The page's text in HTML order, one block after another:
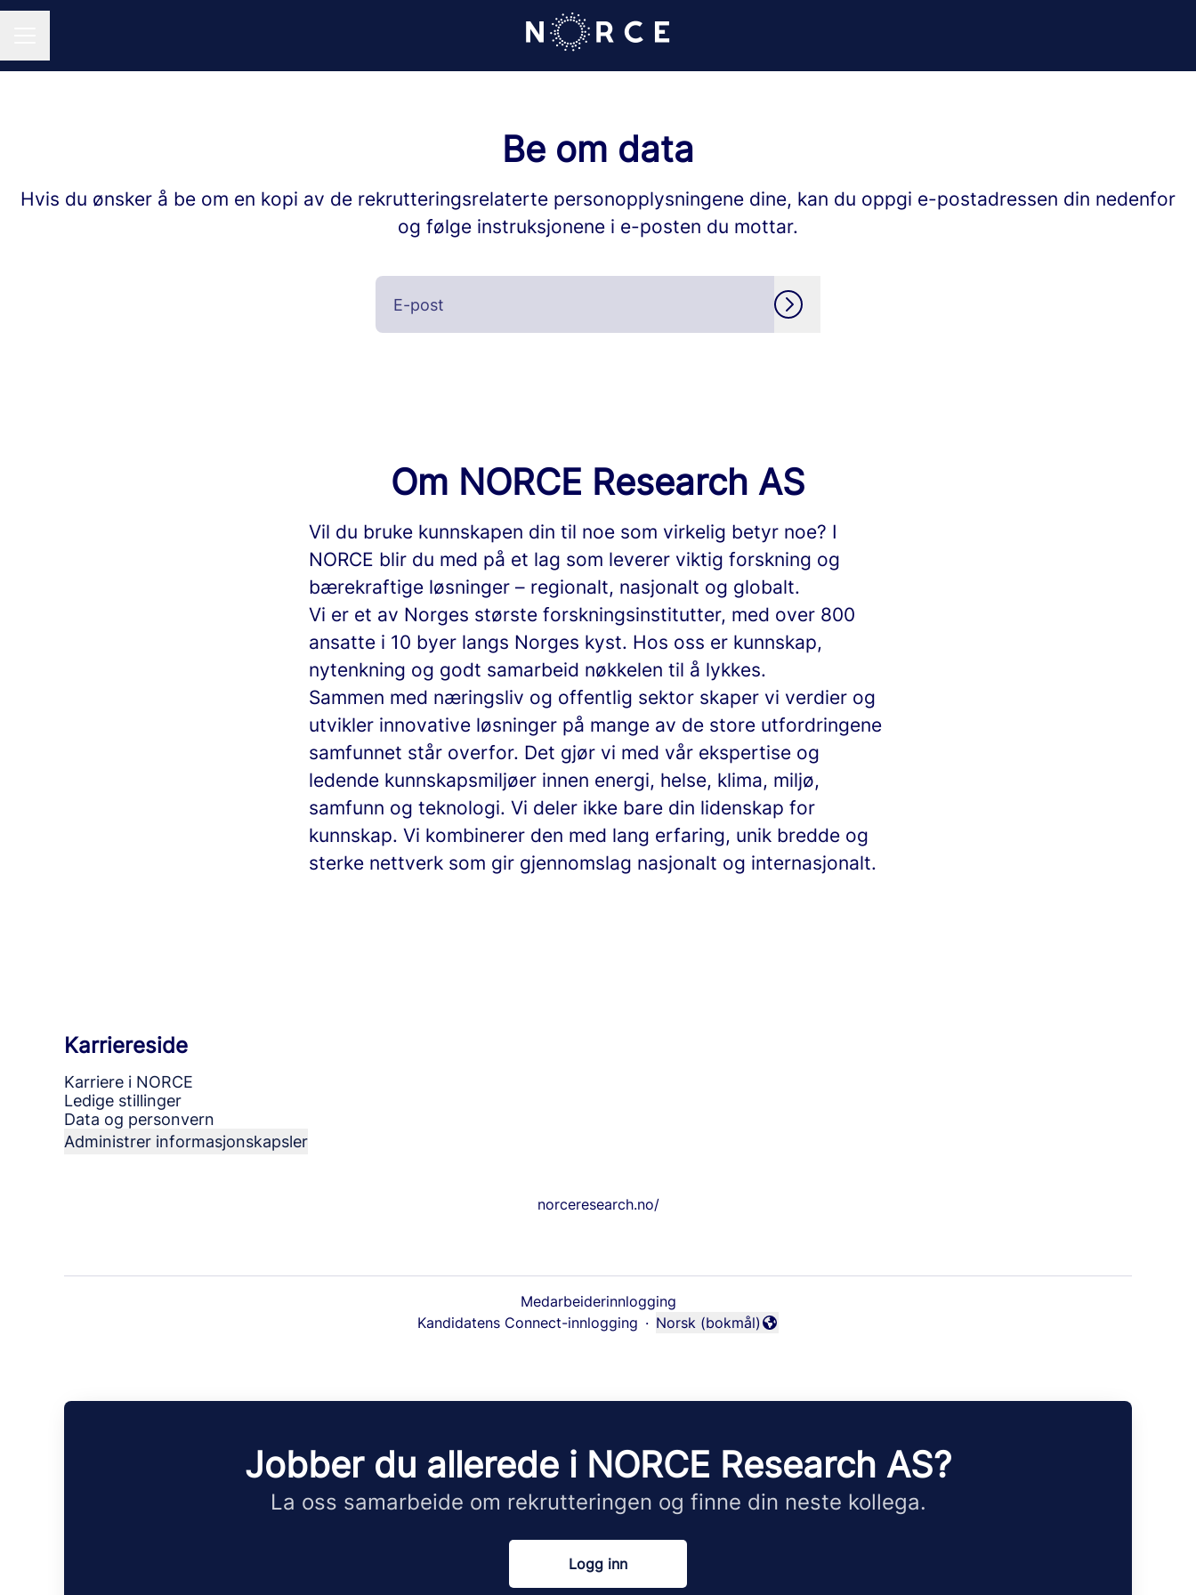
Be om data
Hvis du ønsker å be om en kopi av de rekrutteringsrelaterte personopplysningene dine, kan du oppgi e-postadressen din nedenfor
og følge instruksjonene i e-posten du mottar.
Om NORCE Research AS
Vil du bruke kunnskapen din til noe som virkelig betyr noe? I
NORCE blir du med på et lag som leverer viktig forskning og
bærekraftige løsninger – regionalt, nasjonalt og globalt.
Vi er et av Norges største forskningsinstitutter, med over 800
ansatte i 10 byer langs Norges kyst. Hos oss er kunnskap,
nytenkning og godt samarbeid nøkkelen til å lykkes.
Sammen med næringsliv og offentlig sektor skaper vi verdier og
utvikler innovative løsninger på mange av de store utfordringene
samfunnet står overfor. Det gjør vi med vår ekspertise og
ledende kunnskapsmiljøer innen energi, helse, klima, miljø,
samfunn og teknologi. Vi deler ikke bare din lidenskap for
kunnskap. Vi kombinerer den med lang erfaring, unik bredde og
sterke nettverk som gir gjennomslag nasjonalt og internasjonalt.
Karriereside
Karriere i NORCE
Ledige stillinger
Data og personvern
Administrer informasjonskapsler
norceresearch.no/
Medarbeiderinnlogging
Kandidatens Connect-innlogging ·
Endre språk
Norsk (bokmål)
Jobber du allerede i NORCE Research AS?
La oss samarbeide om rekrutteringen og finne din neste kollega.
Logg inn